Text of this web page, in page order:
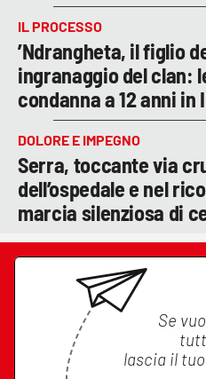
IL PROCESSO
’Ndrangheta, il figlio
ingranaggio del clan:
condanna a 12 anni in
DOLORE E IMPEGNO
Serra, toccante via
dell’ospedale e nel
marcia silenziosa di
Se
lascia il